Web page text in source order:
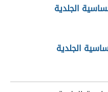
الجلدية
الجلدية